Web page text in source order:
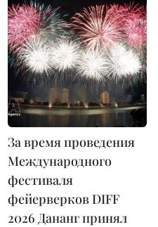
За время проведения
Международного
фестиваля
фейерверков DIFF
2026 Дананг принял